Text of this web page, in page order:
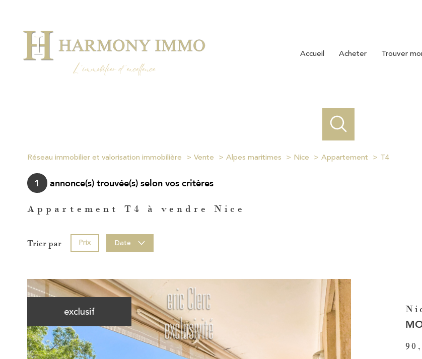
accueil acheter trouver
Réseau immobilier et valorisation immobilière Vente Alpes maritimes Nice Appartement T4
1 annonce(s) trouvée(s) selon vos critères
Appartement T4 à vendre Nice
Trier par Prix Date
exclusif